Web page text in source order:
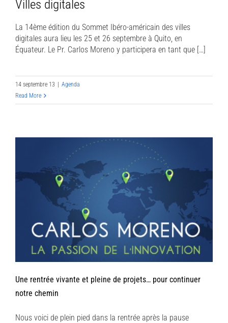
Villes digitales
La 14ème édition du Sommet Ibéro-américain des villes
digitales aura lieu les 25 et 26 septembre à Quito, en
Équateur. Le Pr. Carlos Moreno y participera en tant que […]
14 septembre 13 | Agenda
Read More
Une rentrée vivante et pleine de projets… pour continuer
notre chemin
Nous voici de plein pied dans la rentrée après la pause